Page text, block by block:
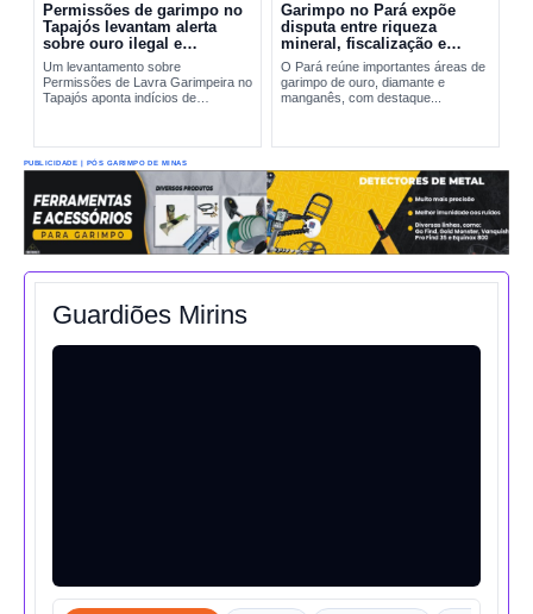
Permissões de garimpo no
Tapajós levantam alerta
sobre ouro ilegal e
contaminação por mercúrio
Um levantamento sobre
Permissões de Lavra Garimpeira no
Tapajós aponta indícios de
amplia preocupações sobre...
Garimpo no Pará expõe
disputa entre riqueza
mineral, fiscalização e
riscos ambientais
O Pará reúne importantes áreas de
garimpo de ouro, diamante e
manganês, com destaque...
PUBLICIDADE | PÓS GARIMPO DE MINAS
Guardiões Mirins